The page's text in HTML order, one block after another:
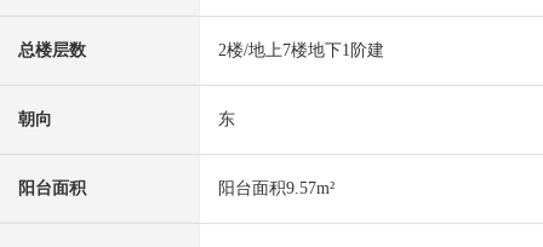
总楼层数 2楼/地上7楼地下1阶建
朝向 东
阳台面积 阳台面积9.57m²